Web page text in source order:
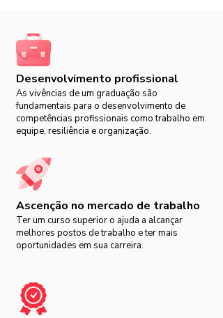
Desenvolvimento profissional
As vivências de um graduação são
fundamentais para o desenvolvimento de
competências profissionais como trabalho em
equipe, resiliência e organização.
Ascenção no mercado de trabalho
Ter um curso superior o ajuda a alcançar
melhores postos de trabalho e ter mais
oportunidades em sua carreira.